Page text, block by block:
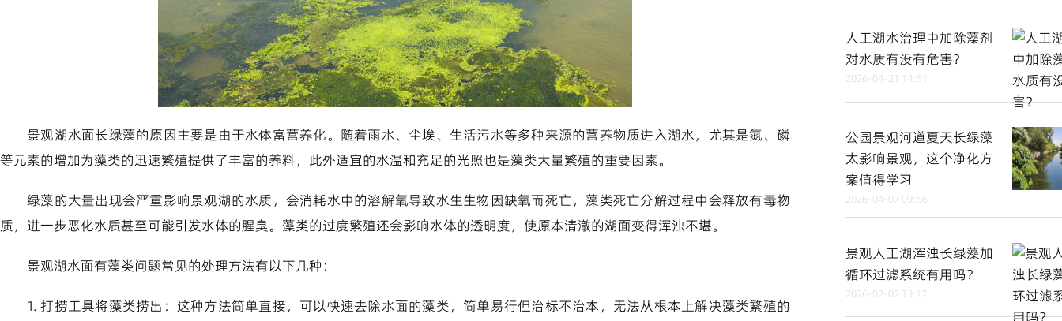
景观湖水面长绿藻的原因主要是由于水体富营养化。随着雨水、尘埃、生活污水等多种来源的营养物质进入湖水，尤其是氮、磷
等元素的增加为藻类的迅速繁殖提供了丰富的养料，此外适宜的水温和充足的光照也是藻类大量繁殖的重要因素。
绿藻的大量出现会严重影响景观湖的水质，会消耗水中的溶解氧导致水生生物因缺氧而死亡，藻类死亡分解过程中会释放有毒物
质，进一步恶化水质甚至可能引发水体的腥臭。藻类的过度繁殖还会影响水体的透明度，使原本清澈的湖面变得浑浊不堪。
景观湖水面有藻类问题常见的处理方法有以下几种：
1. 打捞工具将藻类捞出：这种方法简单直接，可以快速去除水面的藻类，简单易行但治标不治本，无法从根本上解决藻类繁殖的
人工湖水治理中加除藻剂
对水质有没有危害？
2026-04-21 14:51
公园景观河道夏天长绿藻
太影响景观，这个净化方
案值得学习
2026-04-07 09:56
景观人工湖浑浊长绿藻加
循环过滤系统有用吗？
2026-02-02 13:17